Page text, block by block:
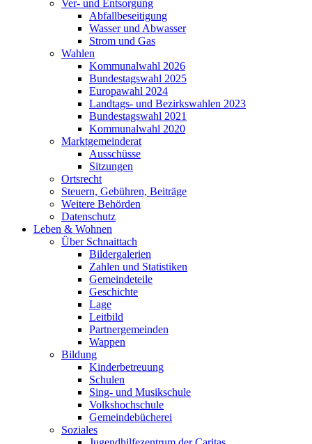
Ver- und Entsorgung
Abfallbeseitigung
Wasser und Abwasser
Strom und Gas
Wahlen
Kommunalwahl 2026
Bundestagswahl 2025
Europawahl 2024
Landtags- und Bezirkswahlen 2023
Bundestagswahl 2021
Kommunalwahl 2020
Marktgemeinderat
Ausschüsse
Sitzungen
Ortsrecht
Steuern, Gebühren, Beiträge
Weitere Behörden
Datenschutz
Leben & Wohnen
Über Schnaittach
Bildergalerien
Zahlen und Statistiken
Gemeindeteile
Geschichte
Lage
Leitbild
Partnergemeinden
Wappen
Bildung
Kinderbetreuung
Schulen
Sing- und Musikschule
Volkshochschule
Gemeindebücherei
Soziales